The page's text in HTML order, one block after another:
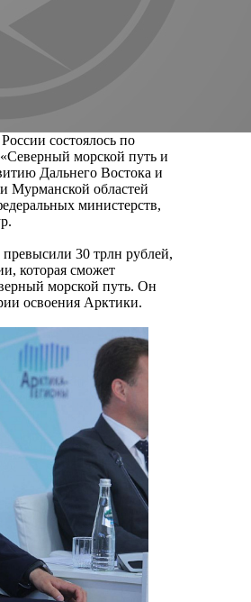
состоялось по
морской путь и
Дальнего Востока и
Мурманской областей
министерств,
30 трлн рублей,
которая сможет
морской путь. Он
освоения Арктики.